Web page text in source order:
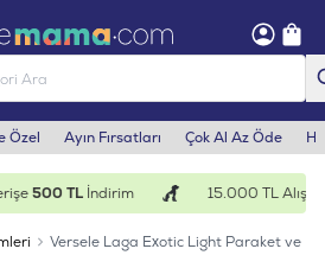
Özel Ayın Fırsatları Çok Al Az Öde
500 TLİndirim 15.000 TL
Versele Laga Exotic Light Paraket ve